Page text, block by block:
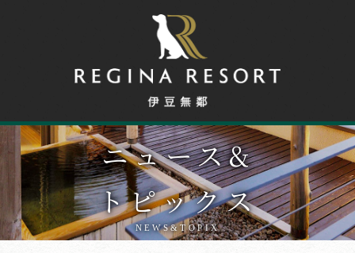
ニュース&
トピックス
NEWS&TOPIX